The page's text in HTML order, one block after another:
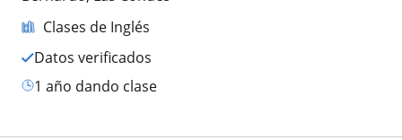
Clases de Inglés
Datos verificados
1 año dando clase